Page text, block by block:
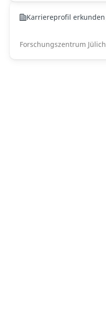
Karriereprofil erkunden
Forschungszentrum Jülich